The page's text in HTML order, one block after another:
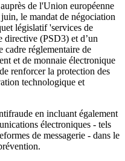
de l'Union européenne
le mandat de négociation
législatif 'services de
directive (PSD3) et d’un
cadre réglementaire de
et de monnaie électronique
renforcer la protection des
technologique et
en incluant également
électroniques - tels
de messagerie - dans le